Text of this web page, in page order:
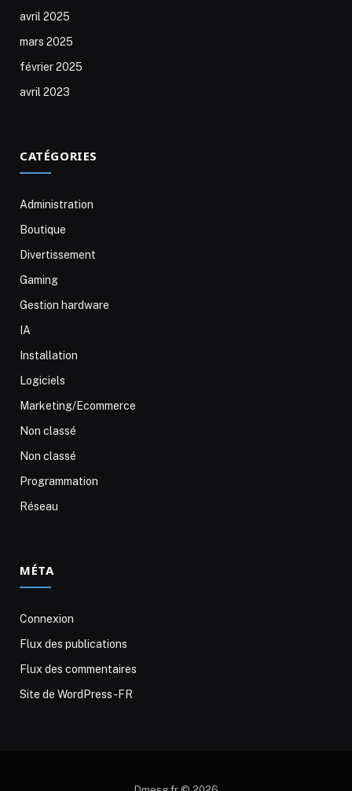
avril 2025
mars 2025
février 2025
avril 2023
CATÉGORIES
Administration
Boutique
Divertissement
Gaming
Gestion hardware
IA
Installation
Logiciels
Marketing/Ecommerce
Non classé
Non classé
Programmation
Réseau
MÉTA
Connexion
Flux des publications
Flux des commentaires
Site de WordPress-FR